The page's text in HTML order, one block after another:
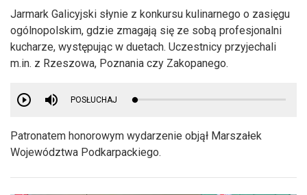
Jarmark Galicyjski słynie z konkursu kulinarnego o zasięgu
ogólnopolskim, gdzie zmagają się ze sobą profesjonalni
kucharze, występując w duetach. Uczestnicy przyjechali
m.in. z Rzeszowa, Poznania czy Zakopanego.
POSŁUCHAJ
Patronatem honorowym wydarzenie objął Marszałek
Województwa Podkarpackiego.